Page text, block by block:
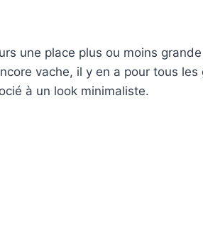
une place plus ou moins
vache, il y en a pour tous les
à un look minimaliste.